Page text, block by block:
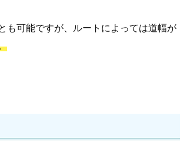
も可能ですが、ルートによっては道幅が